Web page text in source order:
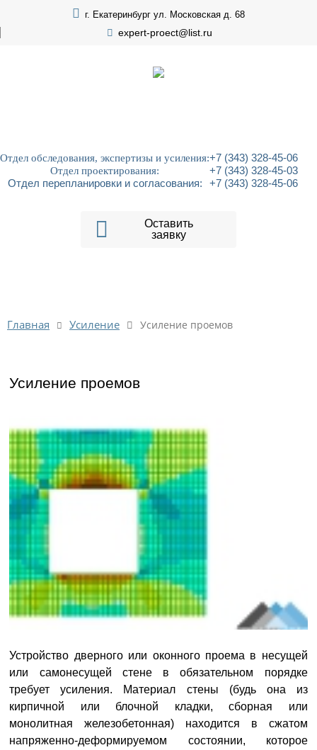
г. Екатеринбург ул. Московская д. 68
expert-proect@list.ru
Отдел обследования, экспертизы и усиления:+7 (343) 328-45-06
Отдел проектирования:
+7 (343) 328-45-03
Отдел перепланировки и согласования:
+7 (343) 328-45-06
Оставить
заявку
Главная Усиление Усиление проемов
Усиление проемов
Устройство дверного или оконного проема в несущей
или самонесущей стене в обязательном порядке
требует усиления. Материал стены (будь она из
кирпичной или блочной кладки, сборная или
монолитная железобетонная) находится в сжатом
напряженно-деформируемом состоянии, которое